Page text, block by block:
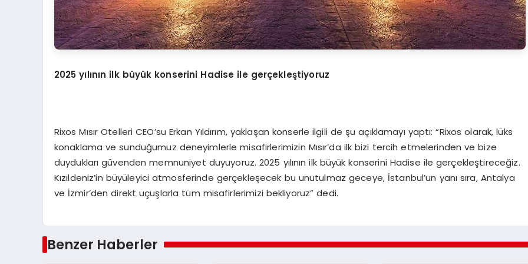
2025 yılının ilk büyük konserini Hadise ile gerçekleştiyoruz
Rixos Mısır Otelleri CEO’su Erkan Yıldırım, yaklaşan konserle ilgili de şu açıklamayı yaptı: “Rixos olarak, lüks
konaklama ve sunduğumuz deneyimlerle misafirlerimizin Mısır’da ilk bizi tercih etmelerinden ve bize
duydukları güvenden memnuniyet duyuyoruz. 2025 yılının ilk büyük konserini Hadise ile gerçekleştireceğiz.
Kızıldeniz’in büyüleyici atmosferinde gerçekleşecek bu unutulmaz geceye, İstanbul’un yanı sıra, Antalya
ve İzmir’den direkt uçuşlarla tüm misafirlerimizi bekliyoruz” dedi.
Benzer Haberler